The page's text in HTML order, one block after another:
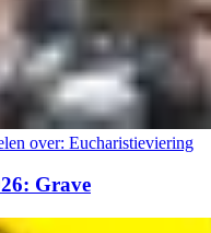
over: Eucharistieviering
Grave